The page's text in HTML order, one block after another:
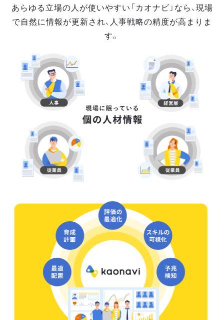
あらゆる立場の人が使いやすい「カオナビ」なら、現場
で自然に情報が更新され、人事戦略の精度が高まりま
す。